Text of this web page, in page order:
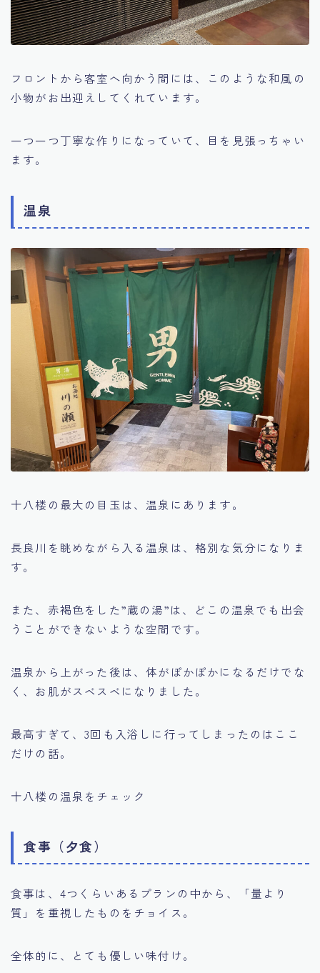
フロントから客室へ向かう間には、このような和風の
小物がお出迎えしてくれています。
一つ一つ丁寧な作りになっていて、目を見張っちゃい
ます。
温泉
十八楼の最大の目玉は、温泉にあります。
長良川を眺めながら入る温泉は、格別な気分になりま
す。
また、赤褐色をした”蔵の湯”は、どこの温泉でも出会
うことができないような空間です。
温泉から上がった後は、体がぽかぽかになるだけでな
く、お肌がスベスベになりました。
最高すぎて、3回も入浴しに行ってしまったのはここ
だけの話。
十八楼の温泉をチェック
食事（夕食）
食事は、4つくらいあるプランの中から、「量より
質」を重視したものをチョイス。
全体的に、とても優しい味付け。